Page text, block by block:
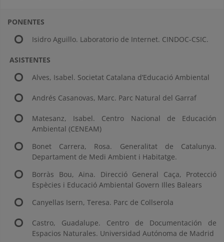
PONENTES
Isidro Aguillo. Laboratorio de Internet. CINDOC-CSIC.
ASISTENTES
Alves, Isabel. Societat Catalana d’Educació Ambiental
Andrés Casanovas, Marc. Parc Natural del Garraf
Matesanz, Isabel. Centro Nacional de Educación
Ambiental (CENEAM)
Bonet Carrera, Rosa. Generalitat de Catalunya.
Departament de Medi Ambient i Habitatge.
Borràs Bou, Aina. Direcció General Caça, Protecció
Espècies i Educació Ambiental Govern Illes Balears
Canyellas Isern, Teresa. Parc de Collserola
Castro, Guadalupe. Centro de Documentación de
Espacios Naturales. Universidad Autónoma de Madrid